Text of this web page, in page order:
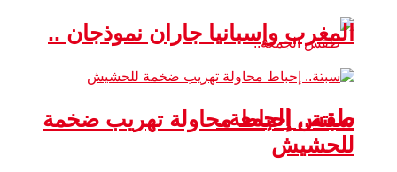
طقس الجمعة..
المغرب وإسبانيا جاران نموذجان ..
سبتة.. إحباط محاولة تهريب ضخمة
للحشيش